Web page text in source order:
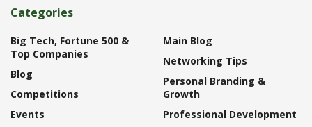
Categories
Big Tech, Fortune 500 &
Top Companies
Blog
Competitions
Events
Main Blog
Networking Tips
Personal Branding &
Growth
Professional Development